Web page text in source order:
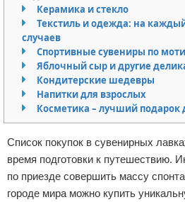
Авиаперелеты
Отели
Полезное для туристов
Отдых на природе
Аренда автомобилей
Документы и визы
Отказ от ответственности
Керамика и стекло
Текстиль и одежда: на
случаев
Спортивные сувениры по
Яблочный сыр и другие
Кондитерские шедевры
Напитки для взрослых
Косметика – лучший подарок
Список покупок в сувенирных
время подготовки к путешествию.
по приезде совершить массу
городе мира можно купить